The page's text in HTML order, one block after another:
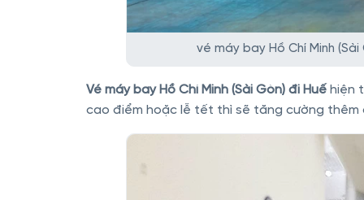
vé máy bay Hồ Chí Minh
Vé máy bay Hồ Chí Minh (Sài Gòn) đi Huế hiện
cao điểm hoặc lễ tết thì sẽ tăng cường thêm